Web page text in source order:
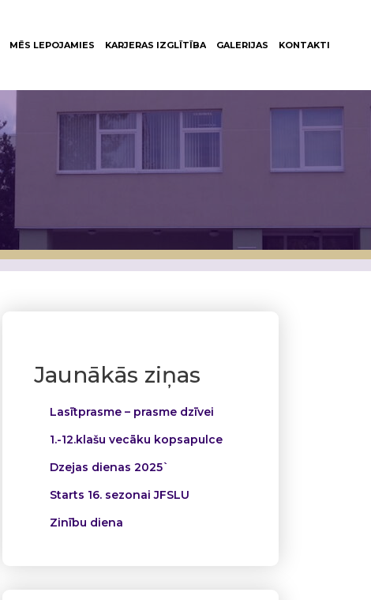
MĒS LEPOJAMIES KARJERAS IZGLĪTĪBA GALERIJAS KONTAKTI
Jaunākās ziņas
Lasītprasme – prasme dzīvei
1.-12.klašu vecāku kopsapulce
Dzejas dienas 2025`
Starts 16. sezonai JFSLU
Zinību diena